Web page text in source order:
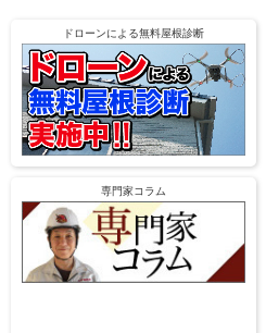
ドローンによる無料屋根診断
専門家コラム